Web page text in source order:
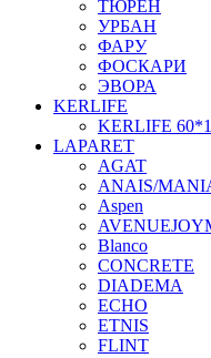
ТЮРЕН
УРБАН
ФАРУ
ФОСКАРИ
ЭВОРА
KERLIFE
KERLIFE
LAPARET
AGAT
ANAIS/
Aspen
Blanco
CONCRETE
DIADEMA
ECHO
ETNIS
FLINT